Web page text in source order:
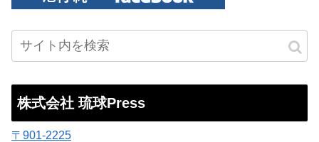
株式会社 琉球Press
〒901-2225